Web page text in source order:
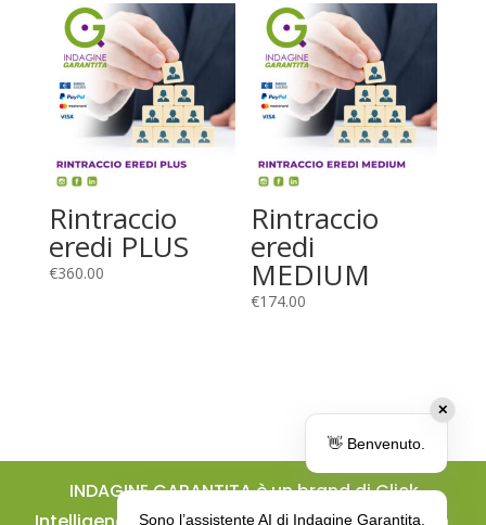
Rintraccio
eredi PLUS
€360.00
Rintraccio
eredi
MEDIUM
€174.00
INDAGINE GARANTITA è un brand di Click
✕
👋 Benvenuto.
Sono l’assistente AI di Indagine Garantita.